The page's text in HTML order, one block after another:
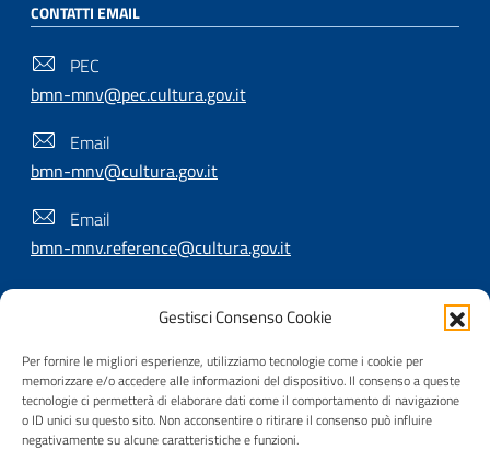
Gestisci Consenso Cookie
Per fornire le migliori esperienze, utilizziamo tecnologie come i cookie per
memorizzare e/o accedere alle informazioni del dispositivo. Il consenso a queste
tecnologie ci permetterà di elaborare dati come il comportamento di navigazione
o ID unici su questo sito. Non acconsentire o ritirare il consenso può influire
negativamente su alcune caratteristiche e funzioni.
CONTATTI EMAIL
PEC
bmn-mnv@pec.cultura.gov.it
Email
bmn-mnv@cultura.gov.it
Email
bmn-mnv.reference@cultura.gov.it
Useful Links Section
Privacy | Cookie policy | Contatti |